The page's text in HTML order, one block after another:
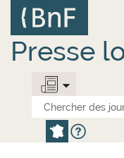
contenu
principal
Presse
Panneau de gestion des